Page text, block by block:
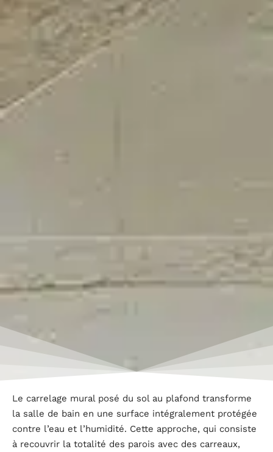
Le carrelage mural posé du sol au plafond transforme
la salle de bain en une surface intégralement protégée
contre l’eau et l’humidité. Cette approche, qui consiste
à recouvrir la totalité des parois avec des carreaux,